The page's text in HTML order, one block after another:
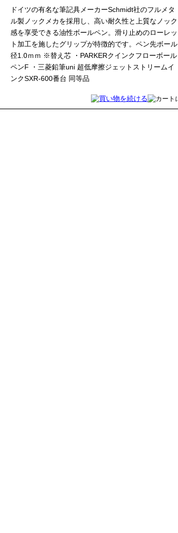
ドイツの有名な筆記具メーカーSchmidt社のフルメタ
ル製ノックメカを採用し、高い耐久性と上質なノック
感を享受できる油性ボールペン。滑り止めのローレッ
ト加工を施したグリップが特徴的です。ペン先ボール
径1.0ｍｍ ※替え芯 ・PARKERクインクフローボール
ペンF ・三菱鉛筆uni 超低摩擦ジェットストリームイ
ンクSXR-600番台 同等品